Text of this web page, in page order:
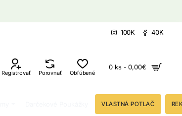
100K 40K
Registrovať Porovnať Obľúbené
0 ks - 0,00€
VLASTNÁ POTLAČ